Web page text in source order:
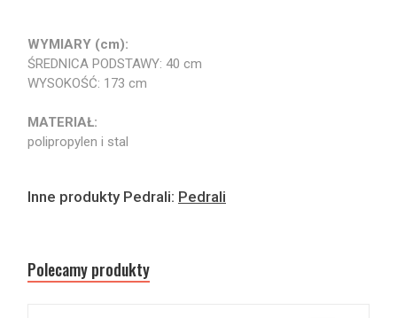
WYMIARY (cm):
ŚREDNICA PODSTAWY: 40 cm
WYSOKOŚĆ: 173 cm
MATERIAŁ:
polipropylen i stal
Inne produkty Pedrali: Pedrali
Polecamy produkty